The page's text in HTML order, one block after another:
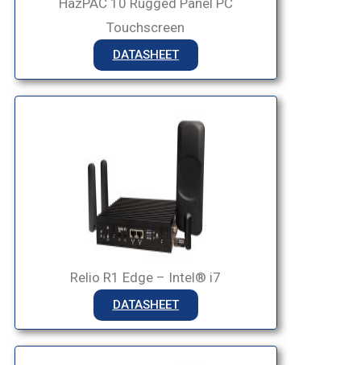
HazPAC 10 Rugged Panel PC
Touchscreen
DATASHEET
Relio R1 Edge – Intel® i7
DATASHEET